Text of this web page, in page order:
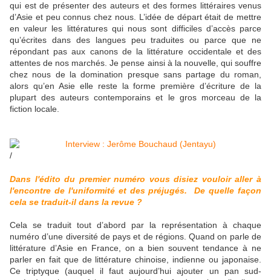
qui est de présenter des auteurs et des formes littéraires venus
d’Asie et peu connus chez nous. L’idée de départ était de mettre
en valeur les littératures qui nous sont difficiles d’accès parce
qu’écrites dans des langues peu traduites ou parce que ne
répondant pas aux canons de la littérature occidentale et des
attentes de nos marchés. Je pense ainsi à la nouvelle, qui souffre
chez nous de la domination presque sans partage du roman,
alors qu’en Asie elle reste la forme première d’écriture de la
plupart des auteurs contemporains et le gros morceau de la
fiction locale.
/
Dans l'édito du premier numéro vous disiez vouloir aller à
l'encontre de l'uniformité et des préjugés. De quelle façon
cela se traduit-il dans la revue ?
Cela se traduit tout d’abord par la représentation à chaque
numéro d’une diversité de pays et de régions. Quand on parle de
littérature d’Asie en France, on a bien souvent tendance à ne
parler en fait que de littérature chinoise, indienne ou japonaise.
Ce triptyque (auquel il faut aujourd’hui ajouter un pan sud-